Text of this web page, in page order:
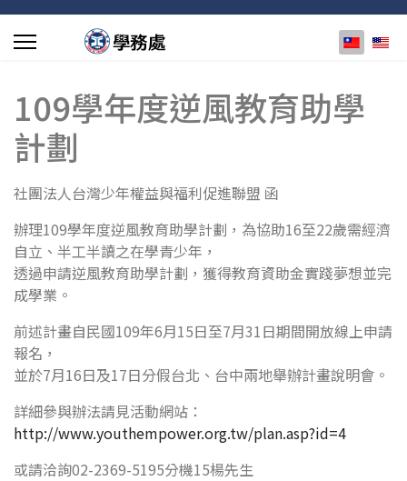
選擇你的
109學年度逆風教育助學
計劃
社團法人台灣少年權益與福利促進聯盟 函
辦理109學年度逆風教育助學計劃，為協助16至22歲需經濟
自立、半工半讀之在學青少年，
透過申請逆風教育助學計劃，獲得教育資助金實踐夢想並完
成學業。
前述計畫自民國109年6月15日至7月31日期間開放線上申請
報名，
並於7月16日及17日分假台北、台中兩地舉辦計畫說明會。
詳細參與辦法請見活動網站：
http://www.youthempower.org.tw/plan.asp?id=4
或請洽詢02-2369-5195分機15楊先生